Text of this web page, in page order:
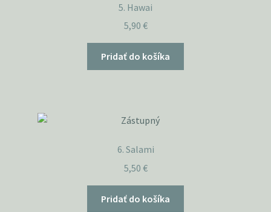
5. Hawai
5,90 €
Pridať do košíka
6. Salami
5,50 €
Pridať do košíka